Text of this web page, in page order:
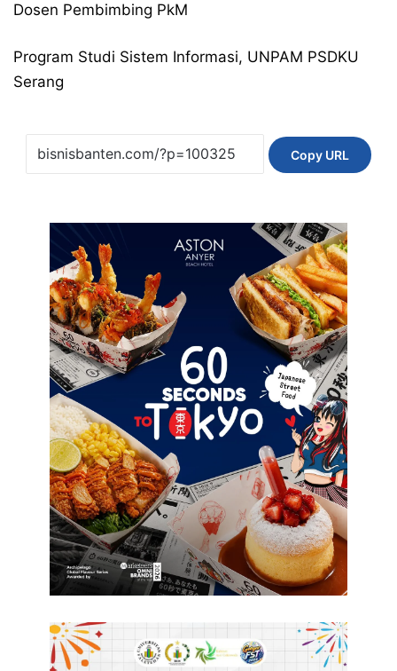
Dosen Pembimbing PkM
Program Studi Sistem Informasi, UNPAM PSDKU
Serang
Copy URL